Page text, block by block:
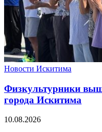
Новости Искитима
Физкультурники
города Искитима
10.08.2026